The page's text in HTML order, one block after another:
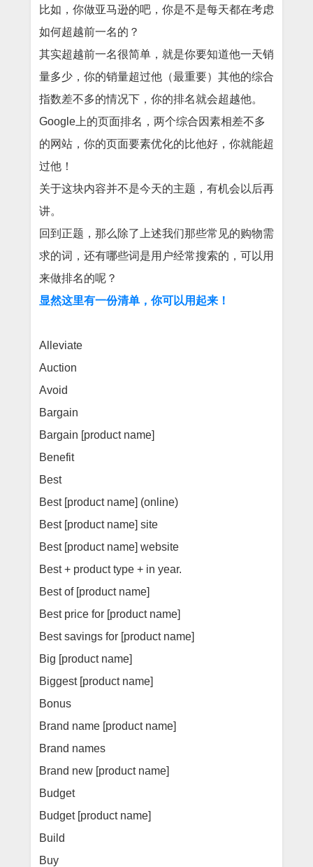
比如，你做亚马逊的吧，你是不是每天都在考虑
如何超越前一名的？
其实超越前一名很简单，就是你要知道他一天销
量多少，你的销量超过他（最重要）其他的综合
指数差不多的情况下，你的排名就会超越他。
Google上的页面排名，两个综合因素相差不多
的网站，你的页面要素优化的比他好，你就能超
过他！
关于这块内容并不是今天的主题，有机会以后再
讲。
回到正题，那么除了上述我们那些常见的购物需
求的词，还有哪些词是用户经常搜索的，可以用
来做排名的呢？
显然这里有一份清单，你可以用起来！
Alleviate
Auction
Avoid
Bargain
Bargain [product name]
Benefit
Best
Best [product name] (online)
Best [product name] site
Best [product name] website
Best + product type + in year.
Best of [product name]
Best price for [product name]
Best savings for [product name]
Big [product name]
Biggest [product name]
Bonus
Brand name [product name]
Brand names
Brand new [product name]
Budget
Budget [product name]
Build
Buy